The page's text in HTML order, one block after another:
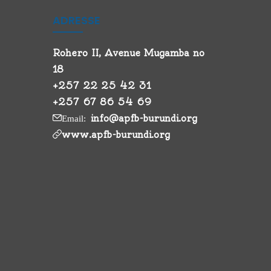
ADRESSE
Rohero II, Avenue Mugamba no
18
+257 22 25 42 31
+257 67 86 54 69
Email: info@apfb-burundi.org
www.apfb-burundi.org